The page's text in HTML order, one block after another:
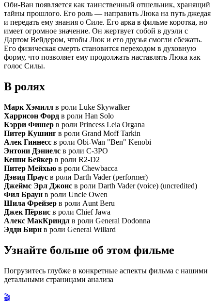
Оби-Ван появляется как таинственный отшельник, хранящий
тайны прошлого. Его роль — направить Люка на путь джедая
и передать ему знания о Силе. Его арка в фильме коротка, но
имеет огромное значение. Он жертвует собой в дуэли с
Дартом Вейдером, чтобы Люк и его друзья смогли сбежать.
Его физическая смерть становится переходом в духовную
форму, что позволяет ему продолжать наставлять Люка как
голос Силы.
В ролях
Марк Хэмилл в роли Luke Skywalker
Харрисон Форд в роли Han Solo
Кэрри Фишер в роли Princess Leia Organa
Питер Кушинг в роли Grand Moff Tarkin
Алек Гиннесс в роли Obi-Wan "Ben" Kenobi
Энтони Дэниелс в роли C-3PO
Кенни Бейкер в роли R2-D2
Питер Мейхью в роли Chewbacca
Дэвид Праус в роли Darth Vader (performer)
Джеймс Эрл Джонс в роли Darth Vader (voice) (uncredited)
Фил Браун в роли Uncle Owen
Шила Фрейзер в роли Aunt Beru
Джек Пёрвис в роли Chief Jawa
Алекс МакКриндл в роли General Dodonna
Эдди Бирн в роли General Willard
Узнайте больше об этом фильме
Погрузитесь глубже в конкретные аспекты фильма с нашими
детальными страницами анализа
🎬